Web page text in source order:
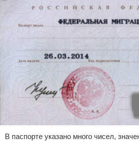
В паспорте указано много чисел,